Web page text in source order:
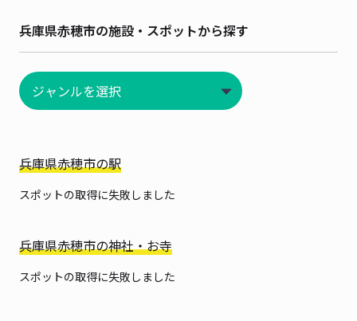
兵庫県赤穂市の施設・スポットから探す
兵庫県赤穂市の駅
スポットの取得に失敗しました
兵庫県赤穂市の神社・お寺
スポットの取得に失敗しました